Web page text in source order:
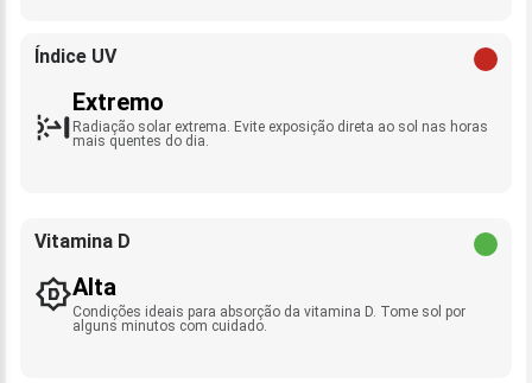
Índice UV
Extremo
Radiação solar extrema. Evite exposição direta ao sol nas horas
mais quentes do dia.
Vitamina D
Alta
Condições ideais para absorção da vitamina D. Tome sol por
alguns minutos com cuidado.